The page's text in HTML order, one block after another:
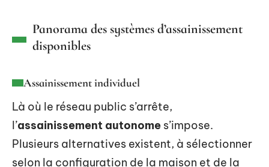
Panorama des systèmes d’assainissement
disponibles
Assainissement individuel
Là où le réseau public s’arrête,
l’assainissement autonome s’impose.
Plusieurs alternatives existent, à sélectionner
selon la configuration de la maison et de la